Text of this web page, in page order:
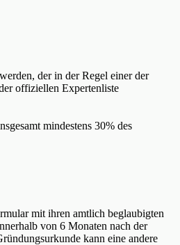
der in der Regel einer der
offiziellen Expertenliste
mindestens 30% des
mit ihren amtlich beglaubigten
von 6 Monaten nach der
kann eine andere